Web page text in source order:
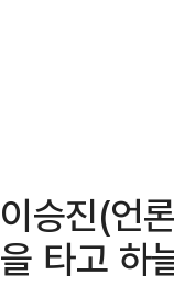
이승진(언
을 타고 하